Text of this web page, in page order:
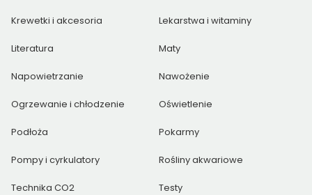
Krewetki i akcesoria Lekarstwa i witaminy
Literatura Maty
Napowietrzanie Nawożenie
Ogrzewanie i chłodzenie Oświetlenie
Podłoża Pokarmy
Pompy i cyrkulatory Rośliny akwariowe
Technika CO2 Testy